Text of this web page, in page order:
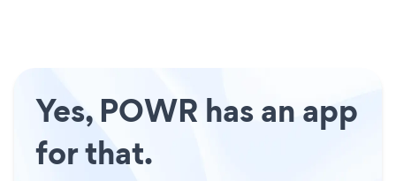
Yes, POWR has an app
for that.